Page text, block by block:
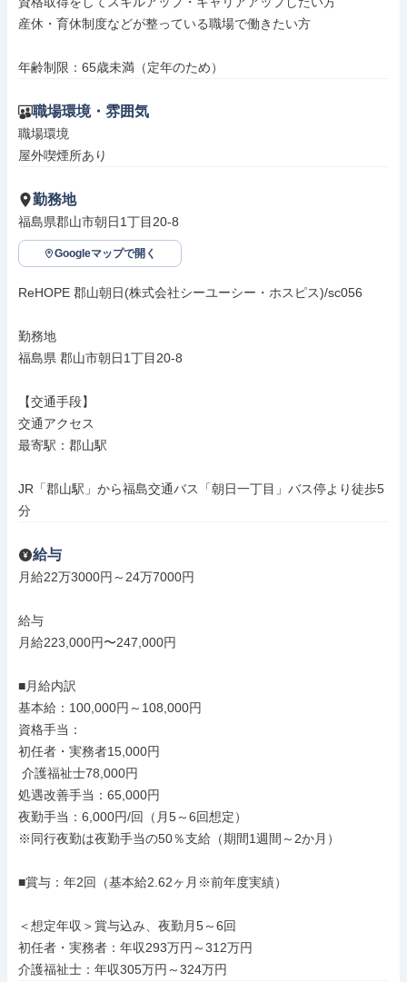
産休・育休制度などが整っている職場で働きたい方
年齢制限：65歳未満（定年のため）
職場環境・雰囲気
職場環境
屋外喫煙所あり
勤務地
福島県郡山市朝日1丁目20-8
Googleマップで開く
ReHOPE 郡山朝日(株式会社シーユーシー・ホスピス)/sc056
勤務地
福島県 郡山市朝日1丁目20-8
【交通手段】
交通アクセス
最寄駅：郡山駅
JR「郡山駅」から福島交通バス「朝日一丁目」バス停より徒歩5
分
給与
月給22万3000円～24万7000円
給与
月給223,000円〜247,000円
■月給内訳
基本給：100,000円～108,000円
資格手当：
初任者・実務者15,000円
処遇改善手当：65,000円
夜勤手当：6,000円/回（月5～6回想定）
※同行夜勤は夜勤手当の50％支給（期間1週間～2か月）
■賞与：年2回（基本給2.62ヶ月※前年度実績）
＜想定年収＞賞与込み、夜勤月5～6回
初任者・実務者：年収293万円～312万円
介護福祉士：年収305万円～324万円